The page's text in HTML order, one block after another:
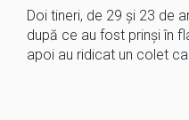
Doi tineri, de 29 și 23 de
după ce au fost prinși în
apoi au ridicat un colet